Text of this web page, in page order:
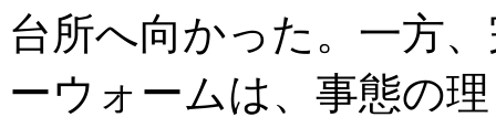
台所へ向かった。一方
ーウォームは、事態の理